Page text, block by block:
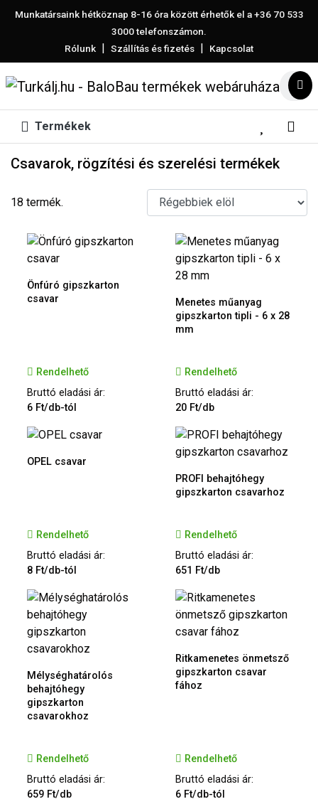
Munkatársaink hétköznap 8-16 óra között érhetők el a+36 70 533
3000telefonszámon.
Rólunk | Szállítás és fizetés | Kapcsolat
Termékek
Csavarok, rögzítési és szerelési termékek
18 termék.
Önfúró gipszkarton
csavar
Rendelhető
Bruttó eladási ár:
6 Ft/db-tól
Menetes műanyag
gipszkarton tipli - 6 x 28
mm
Rendelhető
Bruttó eladási ár:
20 Ft/db
OPEL csavar
Rendelhető
Bruttó eladási ár:
8 Ft/db-tól
PROFI behajtóhegy
gipszkarton csavarhoz
Rendelhető
Bruttó eladási ár:
651 Ft/db
Mélységhatárolós
behajtóhegy
gipszkarton
csavarokhoz
Rendelhető
Bruttó eladási ár:
659 Ft/db
Ritkamenetes önmetsző
gipszkarton csavar
fához
Rendelhető
Bruttó eladási ár:
6 Ft/db-tól